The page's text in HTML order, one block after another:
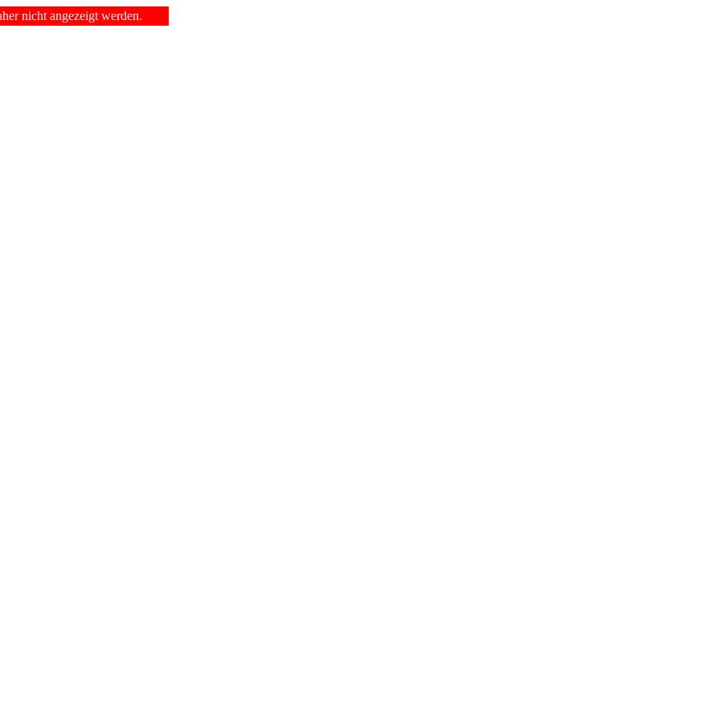
nicht angezeigt werden.